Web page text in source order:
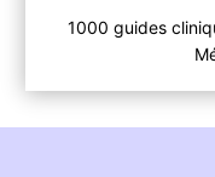
1000 guides